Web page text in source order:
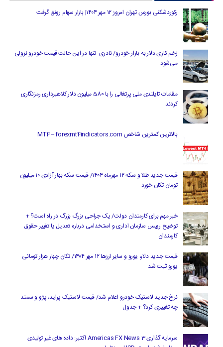
رکوردشکنی بورس تهران امروز ۱۲ مهر ۱۴۰۴| بازار سهام رونق گرفت
زخم کاری دلار به بازار خودرو/ نادری: تنها در این حالت قیمت خودرو نزولی
می‌شود
مقامات تایلندی ملی پرتغالی را با 580 میلیون دلار کلاهبرداری رمزنگاری
کردند
بالاترین کمترین شاخص MT4 – forexmt4indicators.com
قیمت جدید طلا و سکه ۱۲ مهرماه ۱۴۰۴/ قیمت سکه بهار آزادی ۱۰ میلیون
تومان تکان خورد
خبر مهم برای کارمندان دولت/ یک جراحی بزرگ بزرگ در راه است؟ +
توضیح رییس سازمان اداری و استخدامی درباره تعدیل یا تغییر حقوق
کارمندان
قیمت جدید دلار، یورو و سایر ارزها ۱۲ مهر ۱۴۰۴/ تکان چهار هزار تومانی
یورو ثبت شد
نرخ جدید لاستیک خودرو اعلام شد/ قیمت لاستیک پراید، پژو و سمند
چه تغییری کرد؟ + جدول
سرمایه گذاری Americas FX News 3 اکتبر: داده های غیر تولیدی